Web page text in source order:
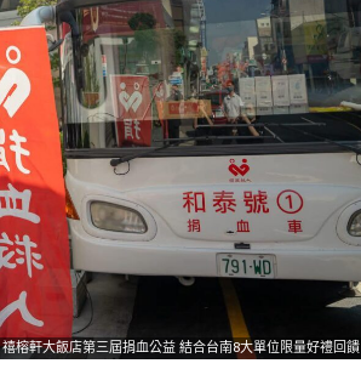
禧榕軒大飯店第三屆捐血公益 結合台南8大單位限量好禮回饋